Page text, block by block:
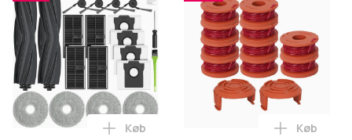
Læg Udskiftningstilbehør til Dreame
Køb Læg
Køb